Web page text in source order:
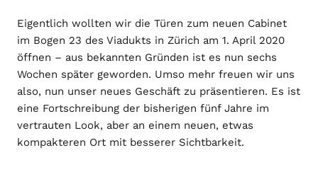
Eigentlich wollten wir die Türen zum neuen Cabinet
im Bogen 23 des Viadukts in Zürich am 1. April 2020
öffnen – aus bekannten Gründen ist es nun sechs
Wochen später geworden. Umso mehr freuen wir uns
also, nun unser neues Geschäft zu präsentieren. Es ist
eine Fortschreibung der bisherigen fünf Jahre im
vertrauten Look, aber an einem neuen, etwas
kompakteren Ort mit besserer Sichtbarkeit.